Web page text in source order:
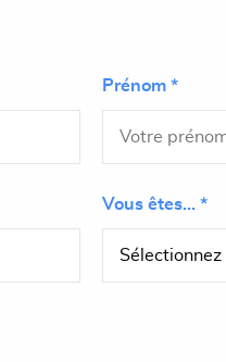
Prénom *
Vous êtes... *